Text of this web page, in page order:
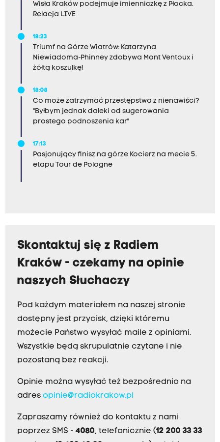
Wisła Kraków podejmuje imienniczkę z Płocka.
Relacja LIVE
18:23
Triumf na Górze Wiatrów: Katarzyna
Niewiadoma-Phinney zdobywa Mont Ventoux i
żółtą koszulkę!
18:08
Co może zatrzymać przestępstwa z nienawiści?
"Byłbym jednak daleki od sugerowania
prostego podnoszenia kar"
17:13
Pasjonujący finisz na górze Kocierz na mecie 5.
etapu Tour de Pologne
Skontaktuj się z Radiem
Kraków - czekamy na opinie
naszych Słuchaczy
Pod każdym materiałem na naszej stronie
dostępny jest przycisk, dzięki któremu
możecie Państwo wysyłać maile z opiniami.
Wszystkie będą skrupulatnie czytane i nie
pozostaną bez reakcji.
Opinie można wysyłać też bezpośrednio na
adres opinie@radiokrakow.pl
Zapraszamy również do kontaktu z nami
poprzez SMS - 4080, telefonicznie (12 200 33 33